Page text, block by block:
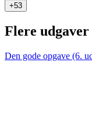
+53
Flere udgaver
Den gode opgave (6.